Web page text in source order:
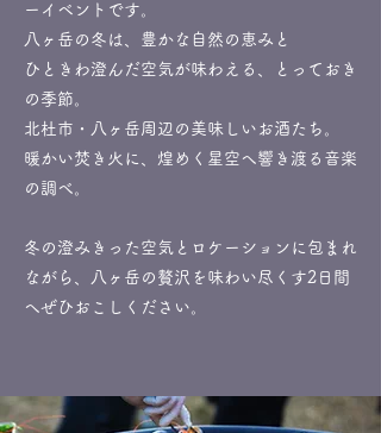
ーイベントです。
八ヶ岳の冬は、豊かな自然の恵みと
ひときわ澄んだ空気が味わえる、とっておき
の季節。
北杜市・八ヶ岳周辺の美味しいお酒たち。
暖かい焚き火に、煌めく星空へ響き渡る音楽
の調べ。
冬の澄みきった空気とロケーションに包まれ
ながら、八ヶ岳の贅沢を味わい尽くす2日間
へぜひおこしください。